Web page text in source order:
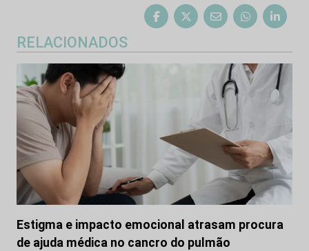
RELACIONADOS
Estigma e impacto emocional atrasam procura
de ajuda médica no cancro do pulmão